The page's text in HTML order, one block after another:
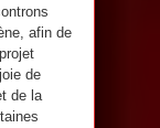
afin de
de
de la